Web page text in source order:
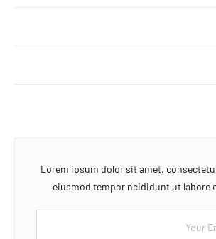
Lorem ipsum dolor sit amet,
eiusmod tempor ncididunt ut labore